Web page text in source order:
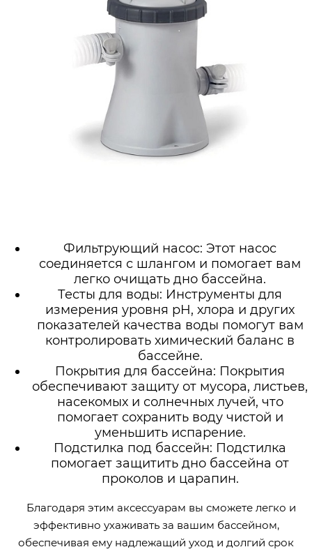
Фильтрующий насос: Этот насос
соединяется с шлангом и помогает вам
легко очищать дно бассейна.
Тесты для воды: Инструменты для
измерения уровня pH, хлора и других
показателей качества воды помогут вам
контролировать химический баланс в
бассейне.
Покрытия для бассейна: Покрытия
обеспечивают защиту от мусора, листьев,
насекомых и солнечных лучей, что
помогает сохранить воду чистой и
уменьшить испарение.
Подстилка под бассейн: Подстилка
помогает защитить дно бассейна от
проколов и царапин.
Благодаря этим аксессуарам вы сможете легко и
эффективно ухаживать за вашим бассейном,
обеспечивая ему надлежащий уход и долгий срок